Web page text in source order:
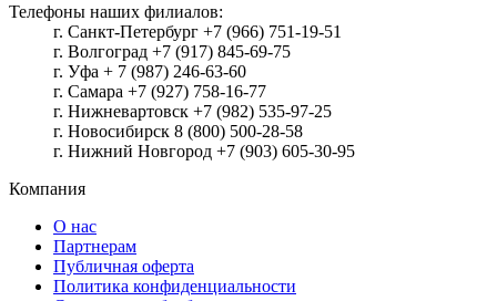
Телефоны наших филиалов:
г. Санкт-Петербург +7 (966) 751-19-51
г. Волгоград +7 (917) 845-69-75
г. Уфа + 7 (987) 246-63-60
г. Самара +7 (927) 758-16-77
г. Нижневартовск +7 (982) 535-97-25
г. Новосибирск 8 (800) 500-28-58
г. Нижний Новгород +7 (903) 605-30-95
Компания
О нас
Партнерам
Публичная оферта
Политика конфиденциальности